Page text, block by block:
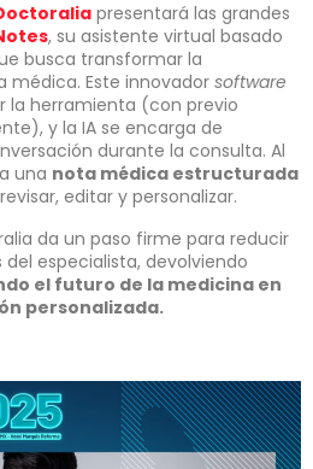
presentará las grandes
, su asistente virtual basado
busca transformar la
médica. Este innovador software
la herramienta (con previo
y la IA se encarga de
durante la consulta. Al
una nota médica estructurada
editar y personalizar.
da un paso firme para reducir
especialista, devolviendo
el futuro de la medicina en
personalizada.